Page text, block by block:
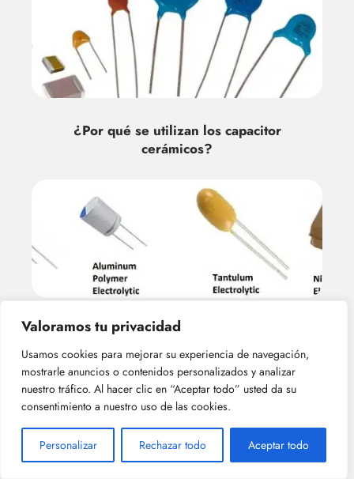
Valoramos tu privacidad
Usamos cookies para mejorar su experiencia de navegación,
mostrarle anuncios o contenidos personalizados y analizar
nuestro tráfico. Al hacer clic en “Aceptar todo” usted da su
consentimiento a nuestro uso de las cookies.
Personalizar Rechazar todo Aceptar todo
¿Por qué se utilizan los capacitor
cerámicos?
¿Cuál es la capacitancia máxima de los
capacitor cerámicos?